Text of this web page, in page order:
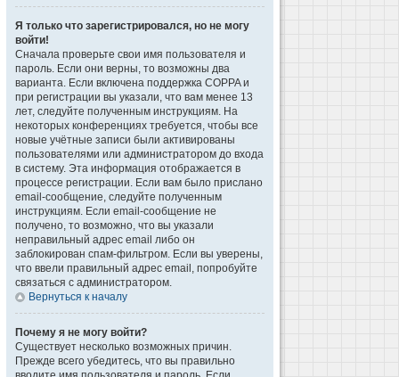
Я только что зарегистрировался, но не могу
войти!
Сначала проверьте свои имя пользователя и
пароль. Если они верны, то возможны два
варианта. Если включена поддержка COPPA и
при регистрации вы указали, что вам менее 13
лет, следуйте полученным инструкциям. На
некоторых конференциях требуется, чтобы все
новые учётные записи были активированы
пользователями или администратором до входа
в систему. Эта информация отображается в
процессе регистрации. Если вам было прислано
email-сообщение, следуйте полученным
инструкциям. Если email-сообщение не
получено, то возможно, что вы указали
неправильный адрес email либо он
заблокирован спам-фильтром. Если вы уверены,
что ввели правильный адрес email, попробуйте
связаться с администратором.
Вернуться к началу
Почему я не могу войти?
Существует несколько возможных причин.
Прежде всего убедитесь, что вы правильно